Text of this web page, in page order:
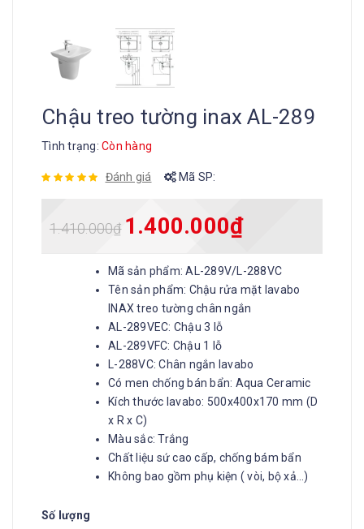
Chậu treo tường inax AL-289
Tình trạng: Còn hàng
Đánh giá Mã SP:
1.410.000₫ 1.400.000₫
Mã sản phẩm: AL-289V/L-288VC
Tên sản phẩm: Chậu rửa mặt lavabo
INAX treo tường chân ngắn
AL-289VEC: Chậu 3 lỗ
AL-289VFC: Chậu 1 lỗ
L-288VC: Chân ngắn lavabo
Có men chống bán bẩn: Aqua Ceramic
Kích thước lavabo: 500x400x170 mm (D
x R x C)
Màu sắc: Trắng
Chất liệu sứ cao cấp, chống bám bẩn
Không bao gồm phụ kiện ( vòi, bộ xả…)
Số lượng